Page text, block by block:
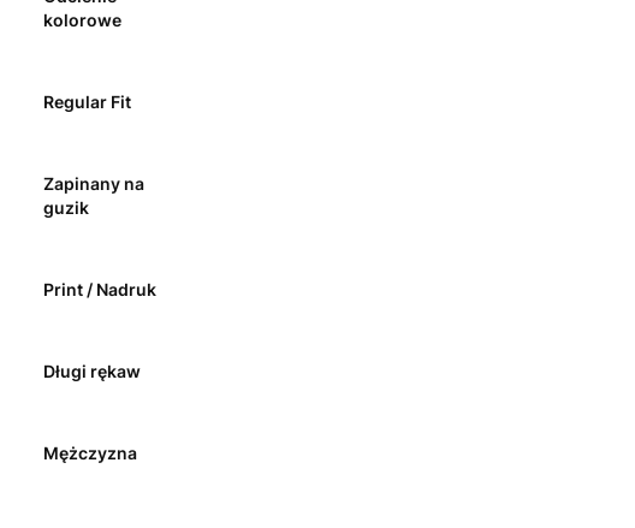
kolorowe
Regular Fit
Zapinany na
guzik
Print / Nadruk
Długi rękaw
Mężczyzna